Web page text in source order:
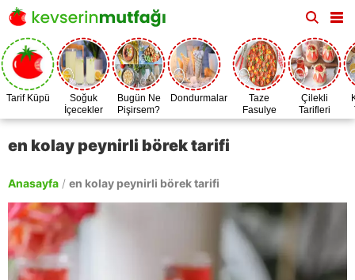
Tarif Küpü
Soğuk
İçecekler
Bugün Ne
Pişirsem?
Dondurmalar
Taze
Fasulye
Zamanı
Çilekli
Tarifleri
en kolay peynirli börek tarifi
Anasayfa / en kolay peynirli börek tarifi